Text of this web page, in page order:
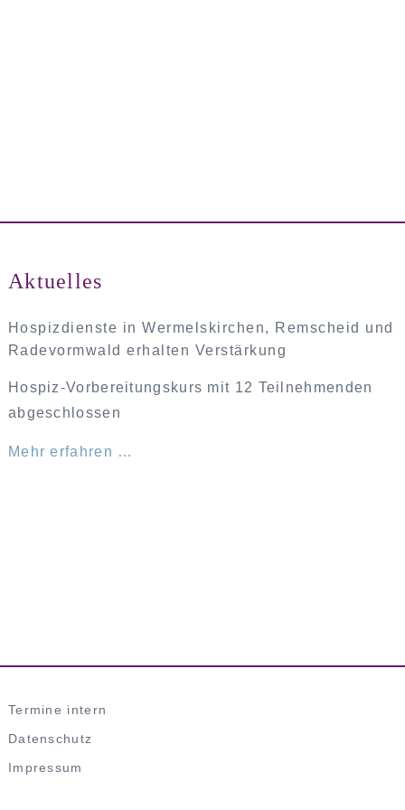
Ambulanter Hospizdienst
Vorstand
Unterstützung
Angebote
Trauerbegleitung
Beratung
Buch- und Filmtipps
Impressionen
Termine
Veranstaltungen
Befähigungsseminar für Ehrenamtliche
Hospizmitarbeiter-innen 2026/27
Links
Kontakt
Aktuelles
Hospizdienste in Wermelskirchen, Remscheid und
Radevormwald erhalten Verstärkung
Hospiz-Vorbereitungskurs mit 12 Teilnehmenden
abgeschlossen
Mehr erfahren …
Termine intern
Datenschutz
Impressum